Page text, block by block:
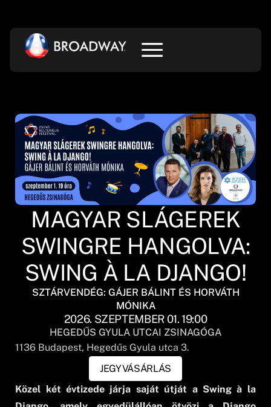
MAGYAR SLÁGEREK
SWINGRE HANGOLVA:
SWING À LA DJANGO!
SZTÁRVENDÉG: GÁJER BÁLINT ÉS HORVÁTH
MÓNIKA
2026. SZEPTEMBER 01. 19:00
HEGEDŰS GYULA UTCAI ZSINAGÓGA
1136 Budapest, Hegedűs Gyula utca 3.
JEGYVÁSÁRLÁS
Közel két évtizede járja saját útját a Swing à la